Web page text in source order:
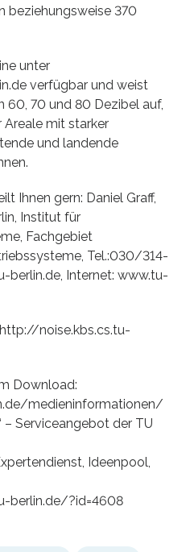
beziehungsweise 370
unter
verfügbar und weist
70 und 80 Dezibel auf,
Areale mit starker
und landende
Ihnen gern: Daniel Graff,
Institut für
Fachgebiet
Tel.:030/314-
berlin.de, Internet: www.tu-
noise.kbs.cs.tu-
Download:
medieninformationen/
– Serviceangebot der TU
Ideenpool,
berlin.de/?id=4608